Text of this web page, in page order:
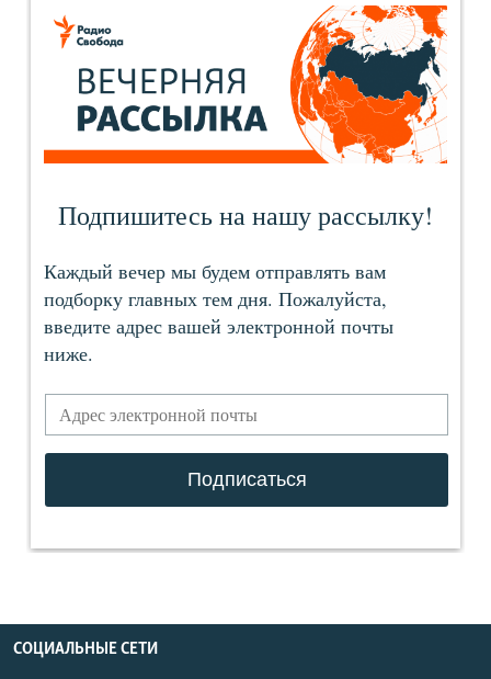
СОЦИАЛЬНЫЕ СЕТИ